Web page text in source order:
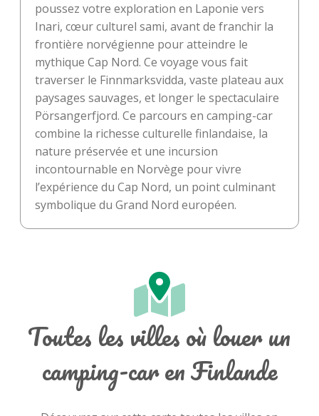
poussez votre exploration en Laponie vers
Inari, cœur culturel sami, avant de franchir la
frontière norvégienne pour atteindre le
mythique Cap Nord. Ce voyage vous fait
traverser le Finnmarksvidda, vaste plateau aux
paysages sauvages, et longer le spectaculaire
Pörsangerfjord. Ce parcours en camping-car
combine la richesse culturelle finlandaise, la
nature préservée et une incursion
incontournable en Norvège pour vivre
l’expérience du Cap Nord, un point culminant
symbolique du Grand Nord européen.
Toutes les villes où louer un
camping-car en Finlande